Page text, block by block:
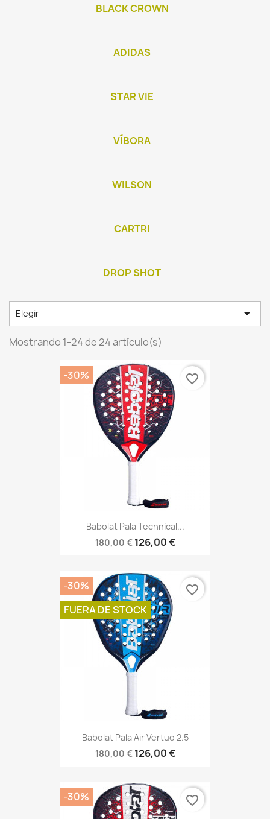
BLACK CROWN
ADIDAS
STAR VIE
VÍBORA
WILSON
CARTRI
DROP SHOT
Elegir 
Mostrando 1-24 de 24 artículo(s)
Babolat Pala Technical...
180,00 € 126,00 €
-30% favorite_border
Babolat Pala Air Vertuo 2.5
180,00 € 126,00 €
-30%
FUERA DE STOCK
favorite_border
-30% favorite_border